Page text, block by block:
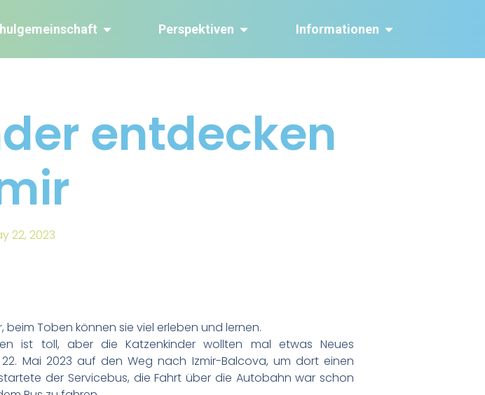
Perspektiven Informationen
entdecken
22, 2023
Toben können sie viel erleben und lernen.
ist toll, aber die Katzenkinder wollten mal etwas Neues
Mai 2023 auf den Weg nach Izmir-Balcova, um dort einen
der Servicebus, die Fahrt über die Autobahn war schon